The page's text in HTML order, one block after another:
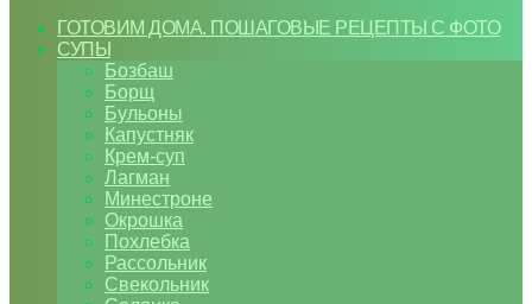
ГОТОВИМ ДОМА. ПОШАГОВЫЕ РЕЦЕПТЫ С ФОТО
СУПЫ
Бозбаш
Борщ
Бульоны
Капустняк
Крем-суп
Лагман
Минестроне
Окрошка
Похлебка
Рассольник
Свекольник